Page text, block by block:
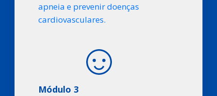
apneia e prevenir doenças
cardiovasculares.
Módulo 3